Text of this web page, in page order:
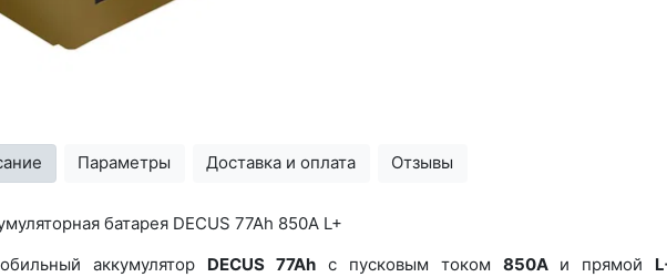
Параметры Доставка и оплата Отзывы
батарея DECUS 77Ah 850A L+
аккумулятор DECUS 77Ahс пусковым током 850Aи прямой L